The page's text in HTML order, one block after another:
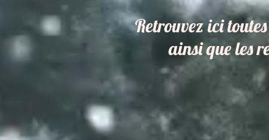
Retrouvez ici
ainsi que les